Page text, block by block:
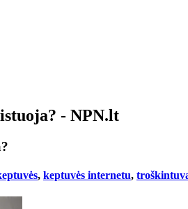
- NPN.lt
, keptuvės internetu,